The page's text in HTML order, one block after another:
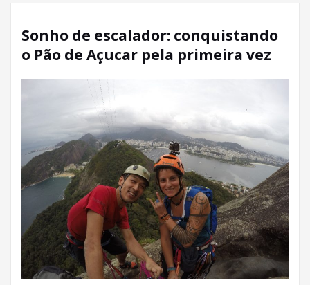
Sonho de escalador: conquistando
o Pão de Açucar pela primeira vez